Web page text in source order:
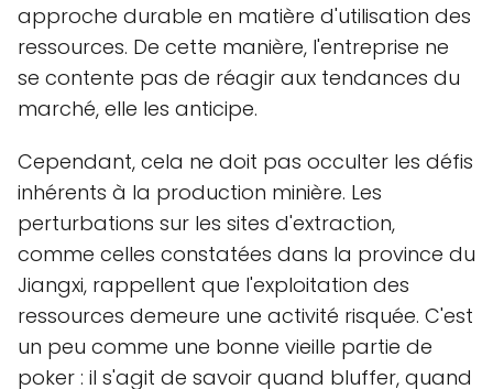
approche durable en matière d'utilisation des
ressources. De cette manière, l'entreprise ne
se contente pas de réagir aux tendances du
marché, elle les anticipe.
Cependant, cela ne doit pas occulter les défis
inhérents à la production minière. Les
perturbations sur les sites d'extraction,
comme celles constatées dans la province du
Jiangxi, rappellent que l'exploitation des
ressources demeure une activité risquée. C'est
un peu comme une bonne vieille partie de
poker : il s'agit de savoir quand bluffer, quand